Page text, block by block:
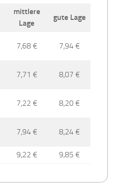
mittlere
Lage
gute Lage
7,68 € 7,94 €
7,71 € 8,07 €
7,22 € 8,20 €
7,94 € 8,24 €
9,22 € 9,85 €